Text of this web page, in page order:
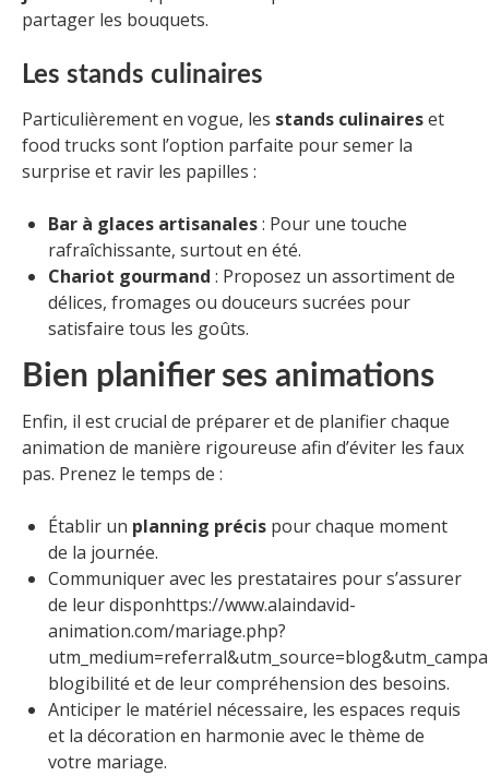
partager les bouquets.
Les stands culinaires
Particulièrement en vogue, les stands culinaireset
food trucks sont l’option parfaite pour semer la
surprise et ravir les papilles :
Bar à glaces artisanales: Pour une touche
rafraîchissante, surtout en été.
Chariot gourmand : Proposez un assortiment de
délices, fromages ou douceurs sucrées pour
satisfaire tous les goûts.
Bien planifier ses animations
Enfin, il est crucial de préparer et de planifier chaque
animation de manière rigoureuse afin d’éviter les faux
pas. Prenez le temps de :
Établir un planning précis pour chaque moment
de la journée.
Communiquer avec les prestataires pour s’assurer
de leur disponhttps://www.alaindavid-
animation.com/mariage.php?
blogibilité et de leur compréhension des besoins.
Anticiper le matériel nécessaire, les espaces requis
et la décoration en harmonie avec le thème de
votre mariage.